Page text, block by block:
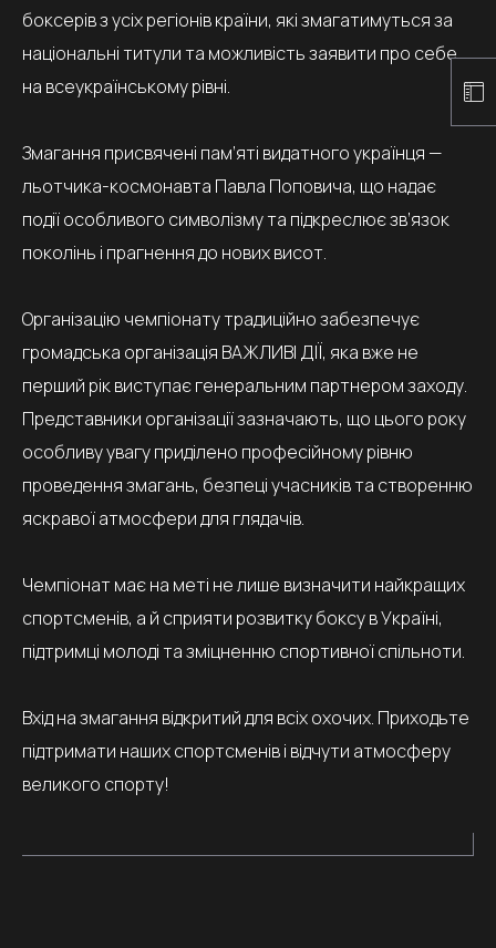
боксерів з усіх регіонів країни, які змагатимуться за
національні титули та можливість заявити про себе
на всеукраїнському рівні.
Змагання присвячені пам’яті видатного українця —
льотчика-космонавта Павла Поповича, що надає
події особливого символізму та підкреслює зв’язок
поколінь і прагнення до нових висот.
Організацію чемпіонату традиційно забезпечує
громадська організація ВАЖЛИВІ ДІЇ, яка вже не
перший рік виступає генеральним партнером заходу.
Представники організації зазначають, що цього року
особливу увагу приділено професійному рівню
проведення змагань, безпеці учасників та створенню
яскравої атмосфери для глядачів.
Чемпіонат має на меті не лише визначити найкращих
спортсменів, а й сприяти розвитку боксу в Україні,
підтримці молоді та зміцненню спортивної спільноти.
Вхід на змагання відкритий для всіх охочих. Приходьте
підтримати наших спортсменів і відчути атмосферу
великого спорту!